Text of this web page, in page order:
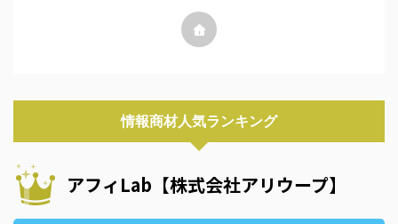
情報商材人気ランキング
アフィLab【株式会社アリウープ】